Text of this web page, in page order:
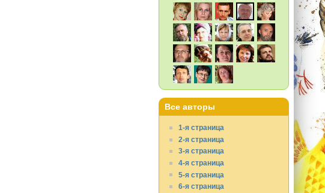
Все авторы
1-я страница
2-я страница
3-я страница
4-я страница
5-я страница
6-я страница